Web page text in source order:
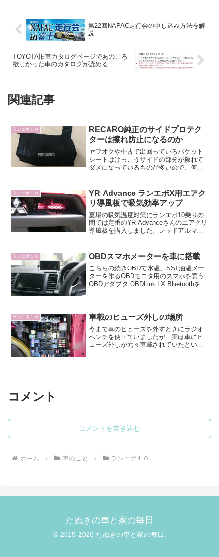
第22回NAPAC走行会の申し込み方法を解
説
TOYOTA旧車カタログページであのころ
欲しかった車のカタログが読める
関連記事
ランエボ１０
RECARO純正のサイドプロテク
ターは擦れ防止になるのか
ヤフオクや中古で出回っているバケット
シートはけっこうサイドの部分が擦れて
ダメになっているものが多いので、何と
クターだと思うので、実際に取り付けて
みました。レカロ純正...
ランエボ１０
YR-Advance ランエボX用エアク
リ導風板で吸気効率アップ
夏場の吸気温度対策にランエボ10乗りの
間では定番のYR-Advanceさんのエアクリ
導風板を購入しました。レッドアルマイ
選択しました。取り付けまず、ラジエー
ター上のカバ...
ランエボ１０ OBDスマホメーターを車に搭載
こちらの続きOBDで水温、SST油温メー
ターを作るOBDモニタ用のスマホを買う
OBDアダプタ OBDLink LX Bluetoothを買
ランエボ１０ 車載のヒューズ外しの場所
今まで車のヒューズを外すときにラジオ
ペンチを使っていましたが、実は車にヒ
ューズ外しが元々車載されていたという
コメント
コメントを書き込む
ホーム 車のこと ランエボ１０
たぬきの車と家の毎日
© 2015-2026 たぬきの車と家の毎日.